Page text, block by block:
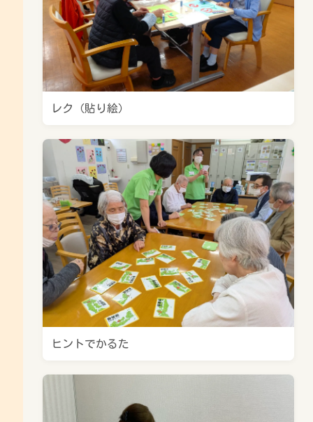
レク（貼り絵）
ヒントでかるた